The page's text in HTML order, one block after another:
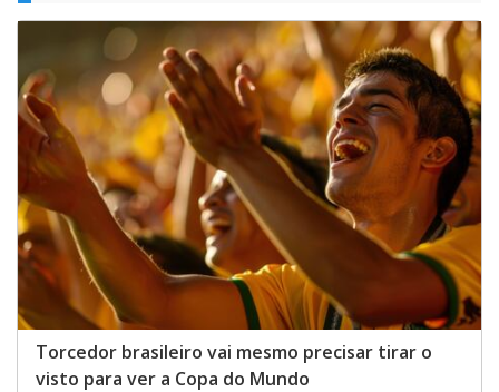
Torcedor brasileiro vai mesmo precisar tirar o
visto para ver a Copa do Mundo